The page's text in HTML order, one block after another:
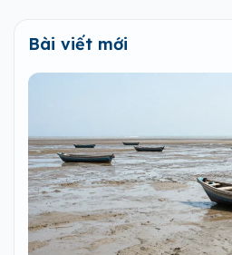
Bài viết mới